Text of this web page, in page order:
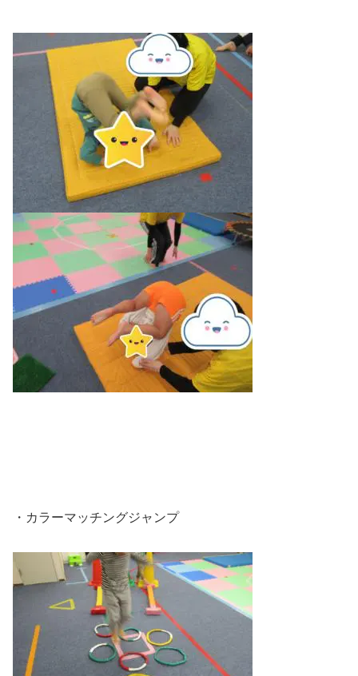
・カラーマッチングジャンプ